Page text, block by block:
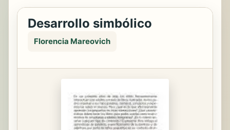
Desarrollo simbólico
Florencia Mareovich